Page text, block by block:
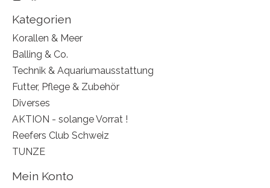
Kategorien
Korallen & Meer
Balling & Co.
Technik & Aquariumausstattung
Futter, Pflege & Zubehör
Diverses
AKTION - solange Vorrat !
Reefers Club Schweiz
TUNZE
Mein Konto